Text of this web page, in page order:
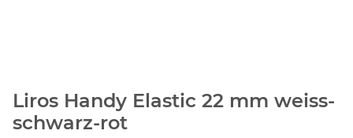
Liros Handy Elastic 22 mm weiss-
schwarz-rot